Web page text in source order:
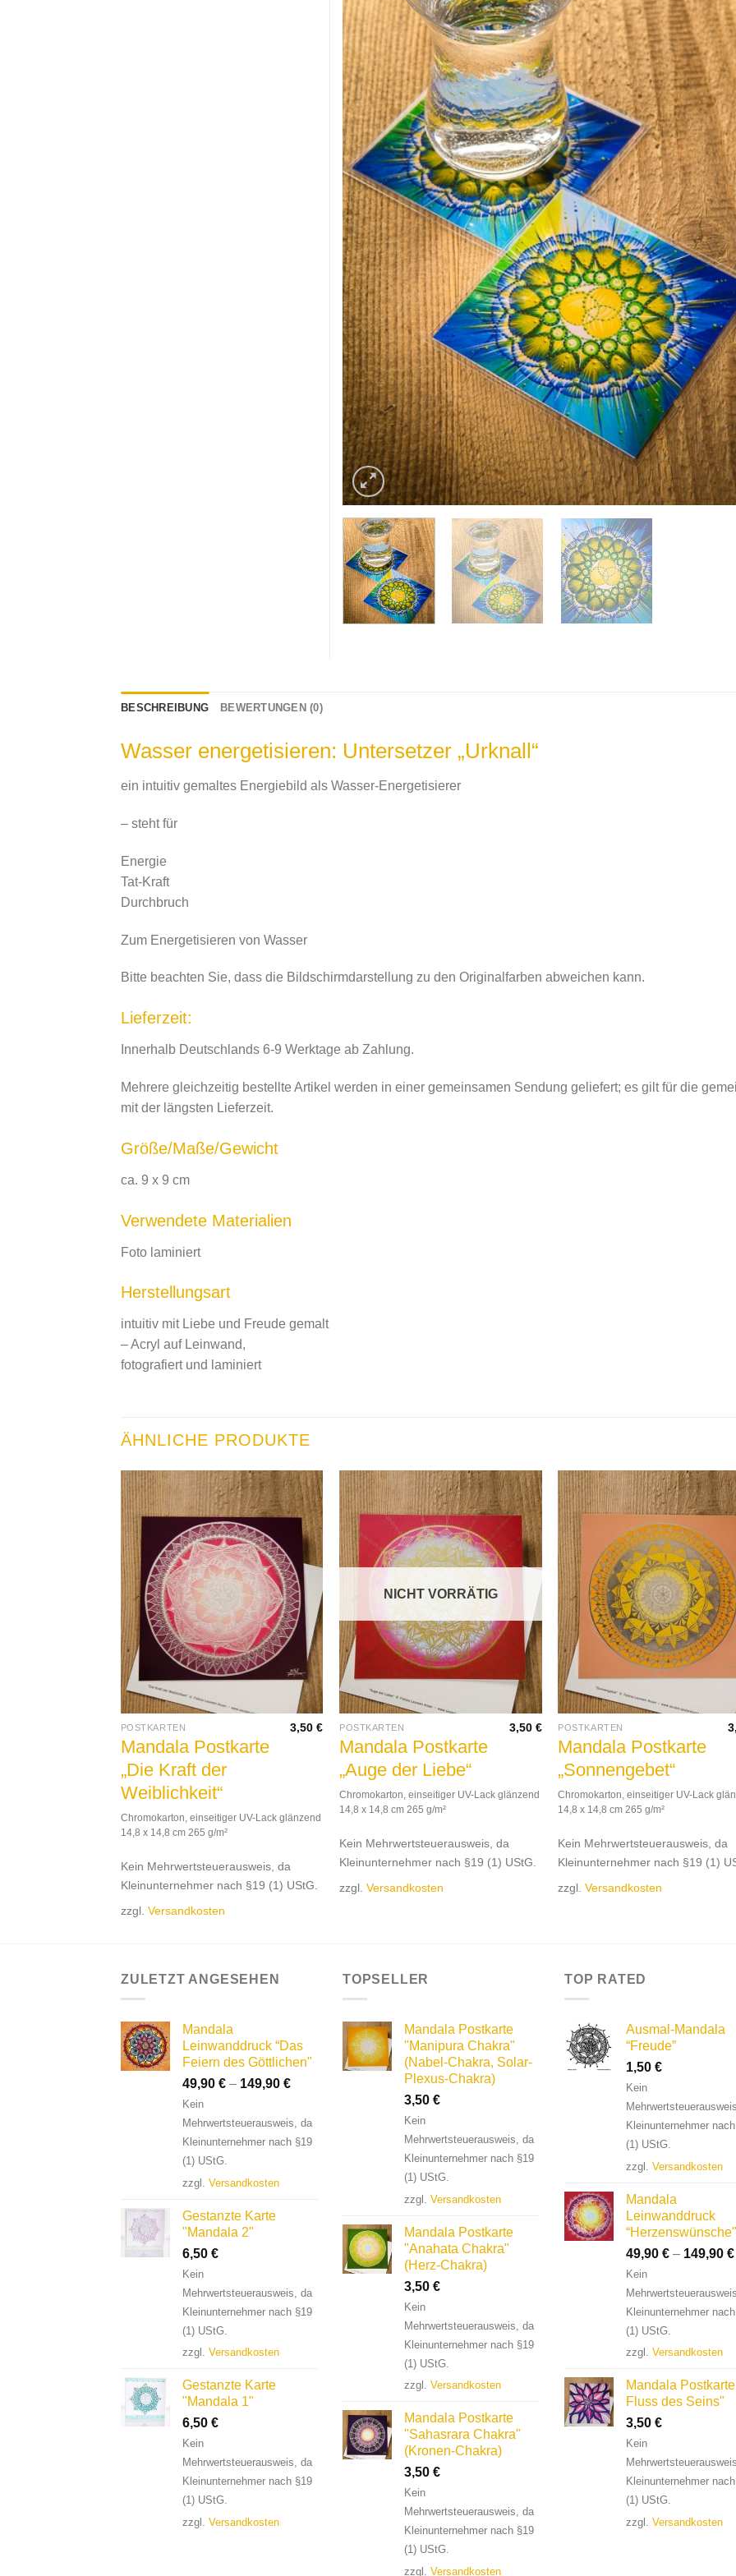
BESCHREIBUNG BEWERTUNGEN (0)
Wasser energetisieren: Untersetzer „Urknall“
ein intuitiv gemaltes Energiebild als Wasser-Energetisierer
– steht für
Energie
Tat-Kraft
Durchbruch
Zum Energetisieren von Wasser
Bitte beachten Sie, dass die Bildschirmdarstellung zu den Originalfarben abweichen kann.
Lieferzeit:
Innerhalb Deutschlands 6-9 Werktage ab Zahlung.
Mehrere gleichzeitig bestellte Artikel werden in einer gemeinsamen Sendung geliefert; es gilt für die
mit der längsten Lieferzeit.
Größe/Maße/Gewicht
ca. 9 x 9 cm
Verwendete Materialien
Foto laminiert
Herstellungsart
intuitiv mit Liebe und Freude gemalt
– Acryl auf Leinwand,
fotografiert und laminiert
ÄHNLICHE PRODUKTE
POSTKARTEN
Mandala Postkarte
„Die Kraft der
Weiblichkeit“
3,50€
Chromokarton, einseitiger UV-Lack glänzend
14,8 x 14,8 cm 265 g/m²
Kein Mehrwertsteuerausweis, da
Kleinunternehmer nach §19 (1) UStG.
zzgl. Versandkosten
NICHT VORRÄTIG
POSTKARTEN
Mandala Postkarte
„Auge der Liebe“
3,50 €
Chromokarton, einseitiger UV-Lack glänzend
14,8 x 14,8 cm 265 g/m²
Kein Mehrwertsteuerausweis, da
Kleinunternehmer nach §19 (1) UStG.
zzgl.Versandkosten
POSTKARTEN
Mandala Postkarte
„Sonnengebet“
Chromokarton, einseitiger UV-Lack
14,8 x 14,8 cm 265 g/m²
Kein Mehrwertsteuerausweis, da
Kleinunternehmer nach §19 (1)
zzgl.Versandkosten
ZULETZT ANGESEHEN
Mandala
Leinwanddruck “Das
Feiern des Göttlichen"
49,90 € – 149,90 €
Kein
Mehrwertsteuerausweis, da
Kleinunternehmer nach §19
(1) UStG.
zzgl. Versandkosten
Gestanzte Karte
"Mandala 2"
6,50 €
Kein
Mehrwertsteuerausweis, da
Kleinunternehmer nach §19
(1) UStG.
zzgl. Versandkosten
Gestanzte Karte
"Mandala 1"
6,50 €
Kein
Mehrwertsteuerausweis, da
Kleinunternehmer nach §19
(1) UStG.
zzgl. Versandkosten
TOPSELLER
Mandala Postkarte
"Manipura Chakra"
(Nabel-Chakra, Solar-
Plexus-Chakra)
3,50 €
Kein
Mehrwertsteuerausweis, da
Kleinunternehmer nach §19
(1) UStG.
zzgl. Versandkosten
Mandala Postkarte
"Anahata Chakra"
(Herz-Chakra)
3,50 €
Kein
Mehrwertsteuerausweis, da
Kleinunternehmer nach §19
(1) UStG.
zzgl. Versandkosten
Mandala Postkarte
"Sahasrara Chakra"
(Kronen-Chakra)
3,50 €
Kein
Mehrwertsteuerausweis, da
Kleinunternehmer nach §19
(1) UStG.
zzgl. Versandkosten
TOP RATED
Ausmal-Mandala
“Freude”
1,50 €
Kein
Kleinunternehmer
(1) UStG.
zzgl. Versandkosten
Mandala
Leinwanddruck
“Herzenswünsche"
49,90 € – 149,90 €
Kein
Kleinunternehmer
(1) UStG.
zzgl. Versandkosten
Mandala
Fluss des Seins"
3,50 €
Kein
Kleinunternehmer
(1) UStG.
zzgl. Versandkosten